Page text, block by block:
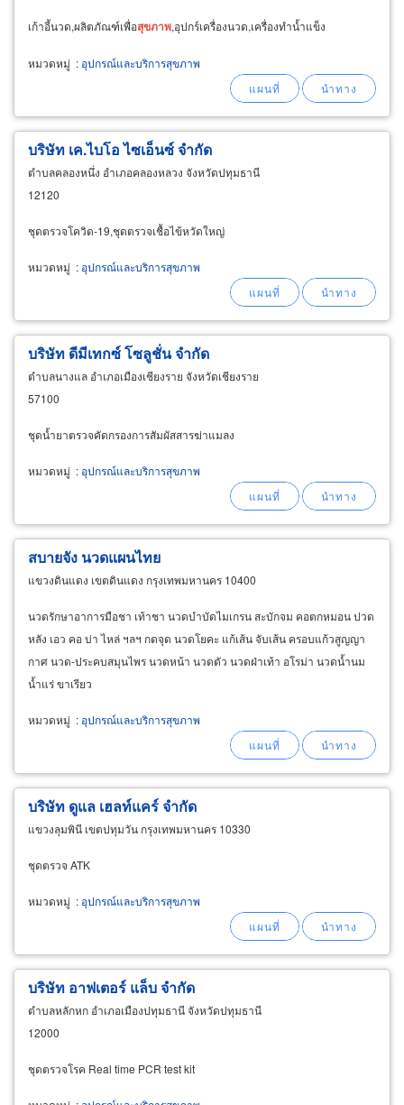
เก้าอี้นวด,ผลิตภัณฑ์เพื่อสุขภาพ,อุปกร์เครื่องนวด,เครื่องทำน้ำแข็ง
หมวดหมู่ : อุปกรณ์และบริการสุขภาพ
บริษัท เค.ไบโอ ไซเอ็นซ์ จำกัด
ตำบลคลองหนึ่ง อำเภอคลองหลวง จังหวัดปทุมธานี
12120
ชุดตรวจโควิด-19,ชุดตรวจเชื้อไข้หวัดใหญ่
หมวดหมู่ : อุปกรณ์และบริการสุขภาพ
บริษัท ดีมีเทกซ์ โซลูชั่น จำกัด
ตำบลนางแล อำเภอเมืองเชียงราย จังหวัดเชียงราย
57100
ชุดน้ำยาตรวจคัดกรองการสัมผัสสารฆ่าแมลง
หมวดหมู่ : อุปกรณ์และบริการสุขภาพ
สบายจัง นวดแผนไทย
แขวงดินแดง เขตดินแดง กรุงเทพมหานคร 10400
นวดรักษาอาการมือชา เท้าชา นวดบำบัดไมเกรน สะบักจม คอตกหมอน ปวด
หลัง เอว คอ บ่า ไหล่ ฯลฯ กดจุด นวดโยคะ แก้เส้น จับเส้น ครอบแก้วสูญญา
กาศ นวด-ประคบสมุนไพร นวดหน้า นวดตัว นวดฝ่าเท้า อโรม่า นวดน้ำนม
น้ำแร่ ขาเรียว
หมวดหมู่ : อุปกรณ์และบริการสุขภาพ
บริษัท ดูแล เฮลท์แคร์ จำกัด
แขวงลุมพินี เขตปทุมวัน กรุงเทพมหานคร 10330
ชุดตรวจ ATK
หมวดหมู่ : อุปกรณ์และบริการสุขภาพ
บริษัท อาฟเตอร์ แล็บ จำกัด
ตำบลหลักหก อำเภอเมืองปทุมธานี จังหวัดปทุมธานี
12000
ชุดตรวจโรค Real time PCR test kit